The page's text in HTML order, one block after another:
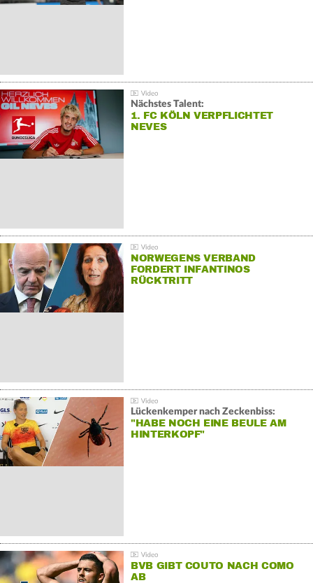
Nächstes Talent:
1. FC KÖLN VERPFLICHTET
NEVES
NORWEGENS VERBAND
FORDERT INFANTINOS
RÜCKTRITT
Lückenkemper nach Zeckenbiss:
"HABE NOCH EINE BEULE AM
HINTERKOPF"
BVB GIBT COUTO NACH COMO
AB